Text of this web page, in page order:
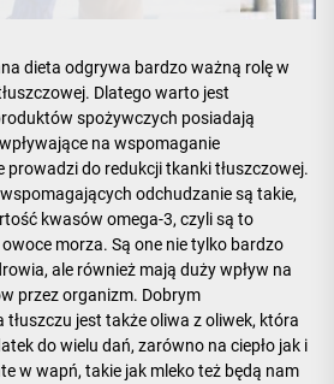
dieta odgrywa bardzo ważną rolę w
Dlatego warto jest
spożywczych posiadają
na wspomaganie
prowadzi do redukcji tkanki tłuszczowej.
odchudzanie są takie,
kwasów omega-3, czyli są to
morza. Są one nie tylko bardzo
ale również mają duży wpływ na
przez organizm. Dobrym
jest także oliwa z oliwek, która
do wielu dań, zarówno na ciepło jak i
w wapń, takie jak mleko też będą nam